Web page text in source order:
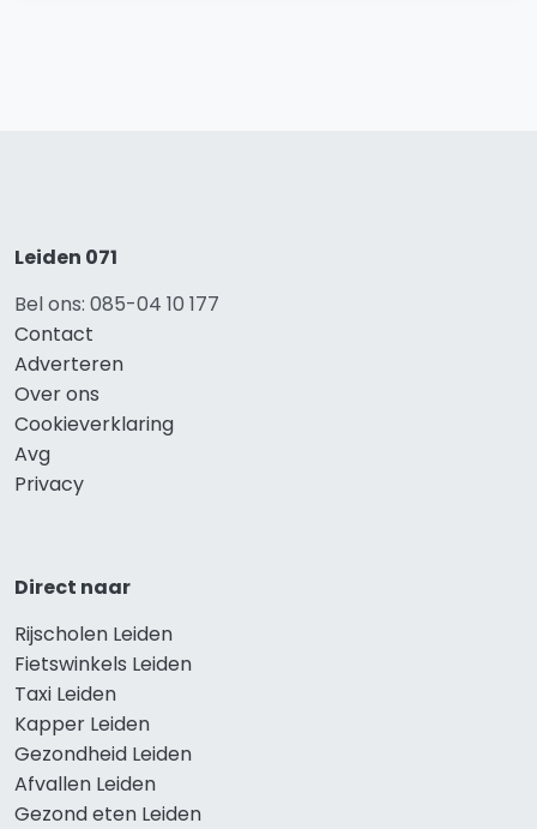
Leiden 071
Bel ons: 085-04 10 177
Contact
Adverteren
Over ons
Cookieverklaring
Avg
Privacy
Direct naar
Rijscholen Leiden
Fietswinkels Leiden
Taxi Leiden
Kapper Leiden
Gezondheid Leiden
Afvallen Leiden
Gezond eten Leiden